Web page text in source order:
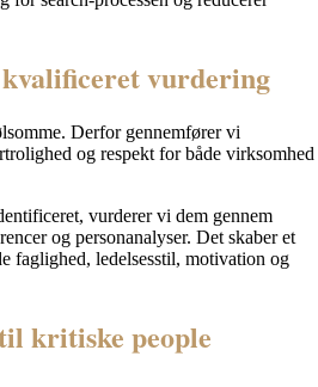
vurdering
Derfor gennemfører vi
og respekt for både virksomhed
vurderer vi dem gennem
og personanalyser. Det skaber et
faglighed, ledelsesstil, motivation og
kritiske people